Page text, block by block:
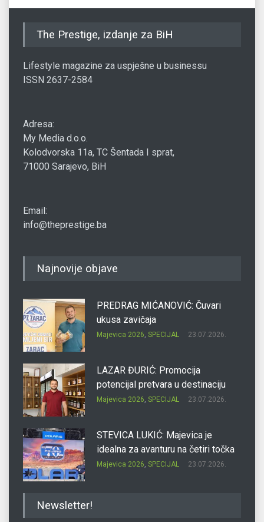
The Prestige, izdanje za BiH
Lifestyle magazine za uspješne u businessu
ISSN 2637-2584
Adresa:
My Media d.o.o.
Kolodvorska 11a, TC Šentada I sprat,
71000 Sarajevo, BiH
Email:
info@theprestige.ba
Najnovije objave
PREDRAG MIĆANOVIĆ: Čuvari
ukusa zavičaja
Majevica 2026, SPECIJAL 23.07.2026.
LAZAR ĐURIĆ: Promocija
potencijal pretvara u destinaciju
Majevica 2026, SPECIJAL 23.07.2026.
STEVICA LUKIĆ: Majevica je
idealna za avanturu na četiri točka
Majevica 2026, SPECIJAL 23.07.2026.
Newsletter!